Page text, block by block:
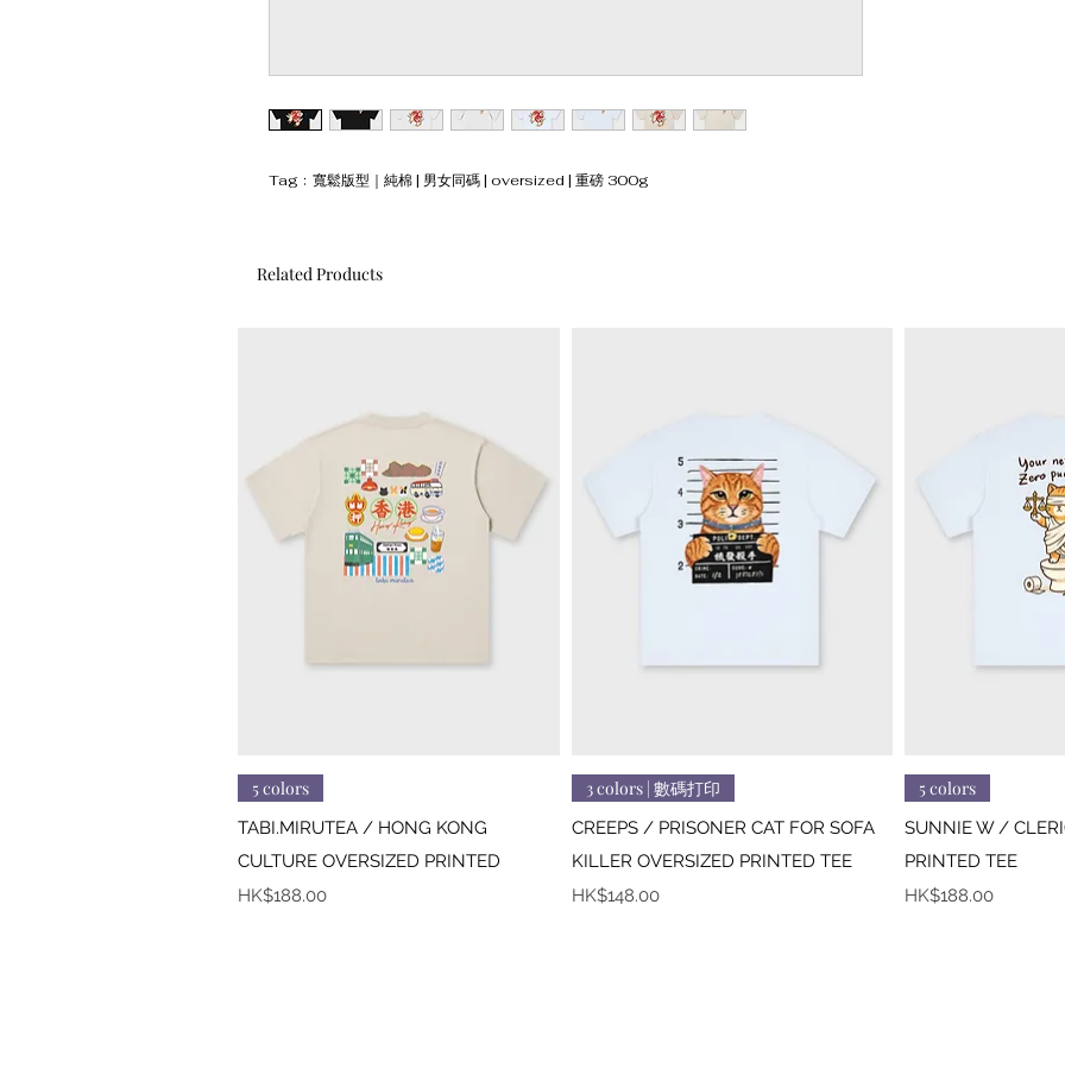
Tag﹕寬鬆版型｜純棉 | 男女同碼 | oversized | 重磅 300g
Related Products
5 colors
TABI.MIRUTEA / HONG KONG
CULTURE OVERSIZED PRINTED
價格
HK$188.00
快速瀏覽
3 colors | 數碼打印
CREEPS / PRISONER CAT FOR SOFA
KILLER OVERSIZED PRINTED TEE
價格
HK$148.00
5 colors
SUNNIE W /
PRINTED TEE
價格
HK$188.00